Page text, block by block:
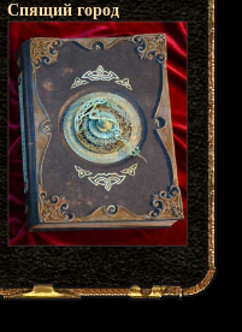
Спящий город